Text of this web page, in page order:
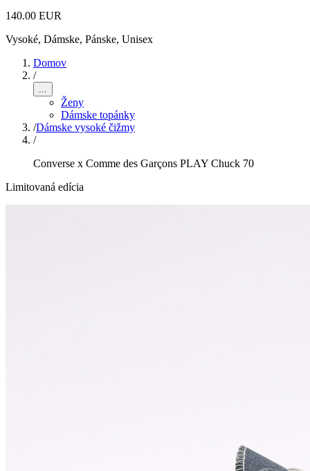
140.00 EUR
Vysoké, Dámske, Pánske, Unisex
Domov
/
...
Ženy
Dámske topánky
/Dámske vysoké čižmy
/
Converse x Comme des Garçons PLAY Chuck 70
Limitovaná edícia